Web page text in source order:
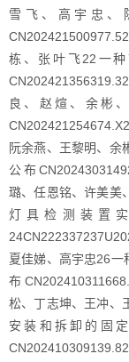
雪飞、高宇忠、
栋、张叶飞22一
良、赵煊、余彬
阮余燕、王黎明、余
公布
璐、任恩铭、许美美
灯具检测装置实
夏佳娣、高宇忠26一
布
松、丁志坤、王冲、
安装和拆卸的固